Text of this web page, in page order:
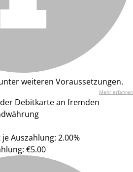
weiteren Voraussetzungen.
Mehr erfahren
Debitkarte an fremden
Auszahlung: 2.00%
€5.00